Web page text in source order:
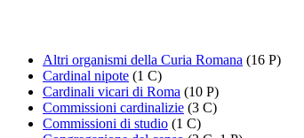
Altri organismi della Curia Romana (16 P)
Cardinal nipote (1 C)
Cardinali vicari di Roma (10 P)
Commissioni cardinalizie (3 C)
Commissioni di studio (1 C)